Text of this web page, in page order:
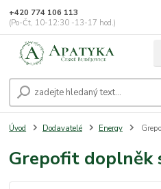
+420 774 106 113
(Po-Čt, 10-12:30 -13-17 hod.)
Úvod Dodavatelé Energy
Grepofit doplněk